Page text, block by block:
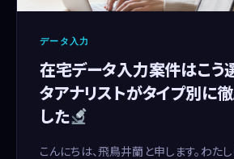
データ入力
在宅データ入力案件はこう
タアナリストがタイプ別に
した
こんにちは、飛鳥井蘭と申します。わた